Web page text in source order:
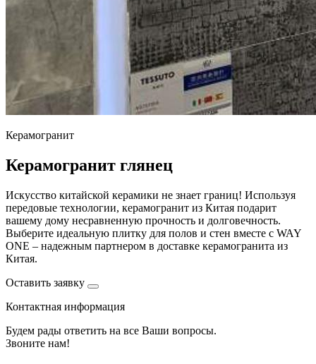
Керамогранит
Керамогранит глянец
Искусство китайской керамики не знает границ! Используя
передовые технологии, керамогранит из Китая подарит
вашему дому несравненную прочность и долговечность.
Выберите идеальную плитку для полов и стен вместе с WAY
ONE – надежным партнером в доставке керамогранита из
Китая.
Оставить заявку
Контактная информация
Будем рады ответить на все Ваши вопросы.
Звоните нам!